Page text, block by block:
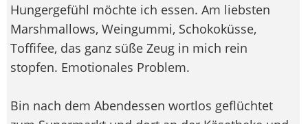
Hungergefühl möchte ich essen. Am liebsten
Marshmallows, Weingummi, Schokoküsse,
Toffifee, das ganz süße Zeug in mich rein
stopfen. Emotionales Problem.
Bin nach dem Abendessen wortlos geflüchtet